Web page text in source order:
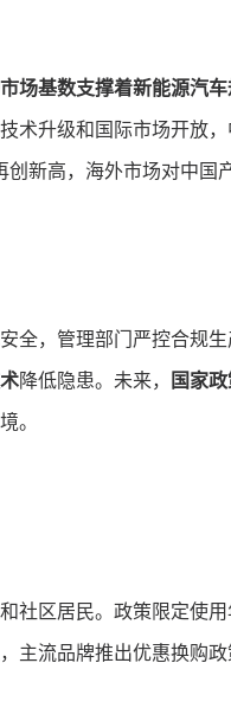
场基数支撑着新能源汽
术升级和国际市场开放
新高，海外市场对中国
全，管理部门严控合规
降低隐患。未来，
国家
。
社区居民。政策限定使用
主流品牌推出优惠换购